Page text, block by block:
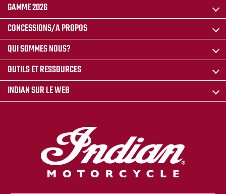
GAMME 2026
CONCESSIONS/A PROPOS
QUI SOMMES NOUS?
OUTILS ET RESSOURCES
INDIAN SUR LE WEB